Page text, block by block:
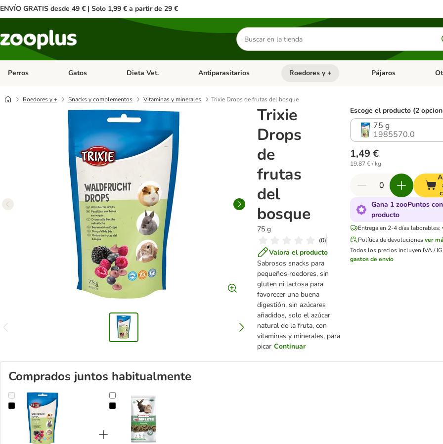
ENVÍO GRATIS desde 49 € | Solo 1,99 € a partir de 29 €
Buscar
productos
Perros Menú de categoria abierto: Perros
Gatos Menú de categoria abierto: Gatos
Dieta Vet. Menú de categoria abierto: Dieta Vet.
Antiparasitarios Menú de categoria abierto: Antiparasitarios
Roedores y + Menú de categoria
Pájaros
Roedores y + Snacks y complementos Vitaminas y minerales Trixie Drops de frutas del bosque
Trixie
Drops
de
frutas
del
bosque
75 g
(0)
Valora el producto
Sabrosos snacks para
pequeños roedores, sin
gluten ni lactosa para
favorecer una buena
digestión, sin azúcares
añadidos, solo el azúcar
natural de la fruta, con
vitaminas y minerales, para
picar Continuar
Escoge el producto (2
75 g
1985570.0
1,49 €
19,87 € / kg
Gana 1 zooPuntos
producto
Entrega en 2-4 días laborables:
Política de devoluciones ver
Todos los precios incluyen IVA /
gastos de envío
Comprados juntos habitualmente
Trixie Drops de frutas del bosqueVersele-Laga Cuni Adult Complete para conejos